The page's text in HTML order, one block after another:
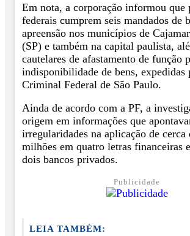
Em nota, a corporação informou que
federais cumprem seis mandados de
apreensão nos municípios de
(SP) e também na capital paulista,
cautelares de afastamento de função
indisponibilidade de bens, expedidas
Criminal Federal de São Paulo.
Ainda de acordo com a PF, a
origem em informações que
irregularidades na aplicação de cerca
milhões em quatro letras financeiras
dois bancos privados.
Publicidade
LEIA TAMBÉM: